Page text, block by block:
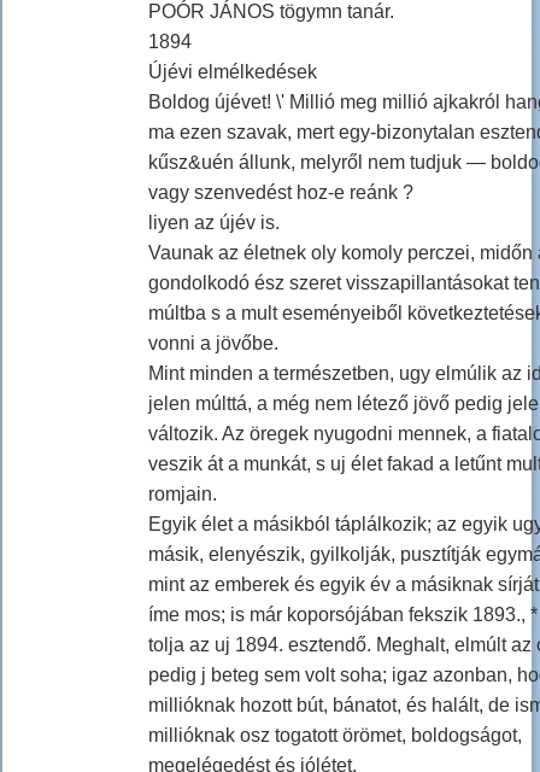
POÓR JÁNOS tögymn tanár.
1894
Újévi elmélkedések
Boldog újévet! \' Millió meg millió ajkakról
ma ezen szavak, mert egy-bizonytalan
kűsz&uén állunk, melyről nem tudjuk —
vagy szenvedést hoz-e reánk ?
liyen az újév is.
Vaunak az életnek oly komoly perczei, midőn
gondolkodó ész szeret visszapillantásokat
múltba s a mult eseményeiből
vonni a jövőbe.
Mint minden a természetben, ugy elmúlik az
jelen múlttá, a még nem létező jövő pedig
változik. Az öregek nyugodni mennek, a
veszik át a munkát, s uj élet fakad a letűnt
romjain.
Egyik élet a másikból táplálkozik; az egyik
másik, elenyészik, gyilkolják, pusztítják
mint az emberek és egyik év a másiknak
íme mos; is már koporsójában fekszik 1893.,
tolja az uj 1894. esztendő. Meghalt, elmúlt az
pedig j beteg sem volt soha; igaz azonban,
millióknak hozott bút, bánatot, és halált, de
millióknak osz togatott örömet, boldogságot,
megelégedést és jólétet.